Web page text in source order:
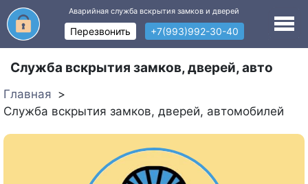
Аварийная служба вскрытия замков и дверей
Перезвонить +7(993)992-30-40
Служба вскрытия замков, дверей, авто
Главная
Служба вскрытия замков, дверей, автомобилей